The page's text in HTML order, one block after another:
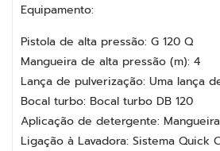
Equipamento:
Pistola de alta pressão: G 120 Q
Mangueira de alta pressão (m): 4
Lança de pulverização: Uma lança
Bocal turbo: Bocal turbo DB 120
Aplicação de detergente:
Ligação à Lavadora: Sistema Quick